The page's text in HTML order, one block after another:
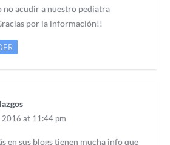
no acudir a nuestro pediatra
por la información!!
2016 at 11:44 pm
en sus blogs tienen mucha info que